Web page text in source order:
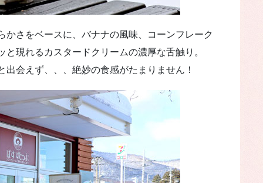
さをベースに、バナナの風味、コーンフレーク
現れるカスタードクリームの濃厚な舌触り。
会えず、、、絶妙の食感がたまりません！